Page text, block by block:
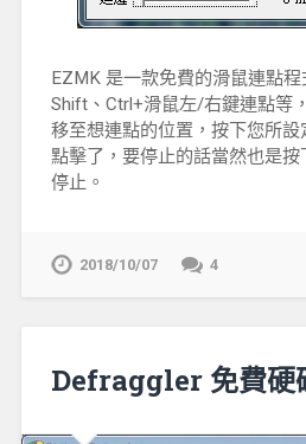
EZMK 是一款免費的滑鼠連點程
Shift、Ctrl+滑鼠左/右鍵連點等
移至想連點的位置，按下您所
點擊了，要停止的話當然也是
停止。
2018/10/07 4
Defraggler 免費硬